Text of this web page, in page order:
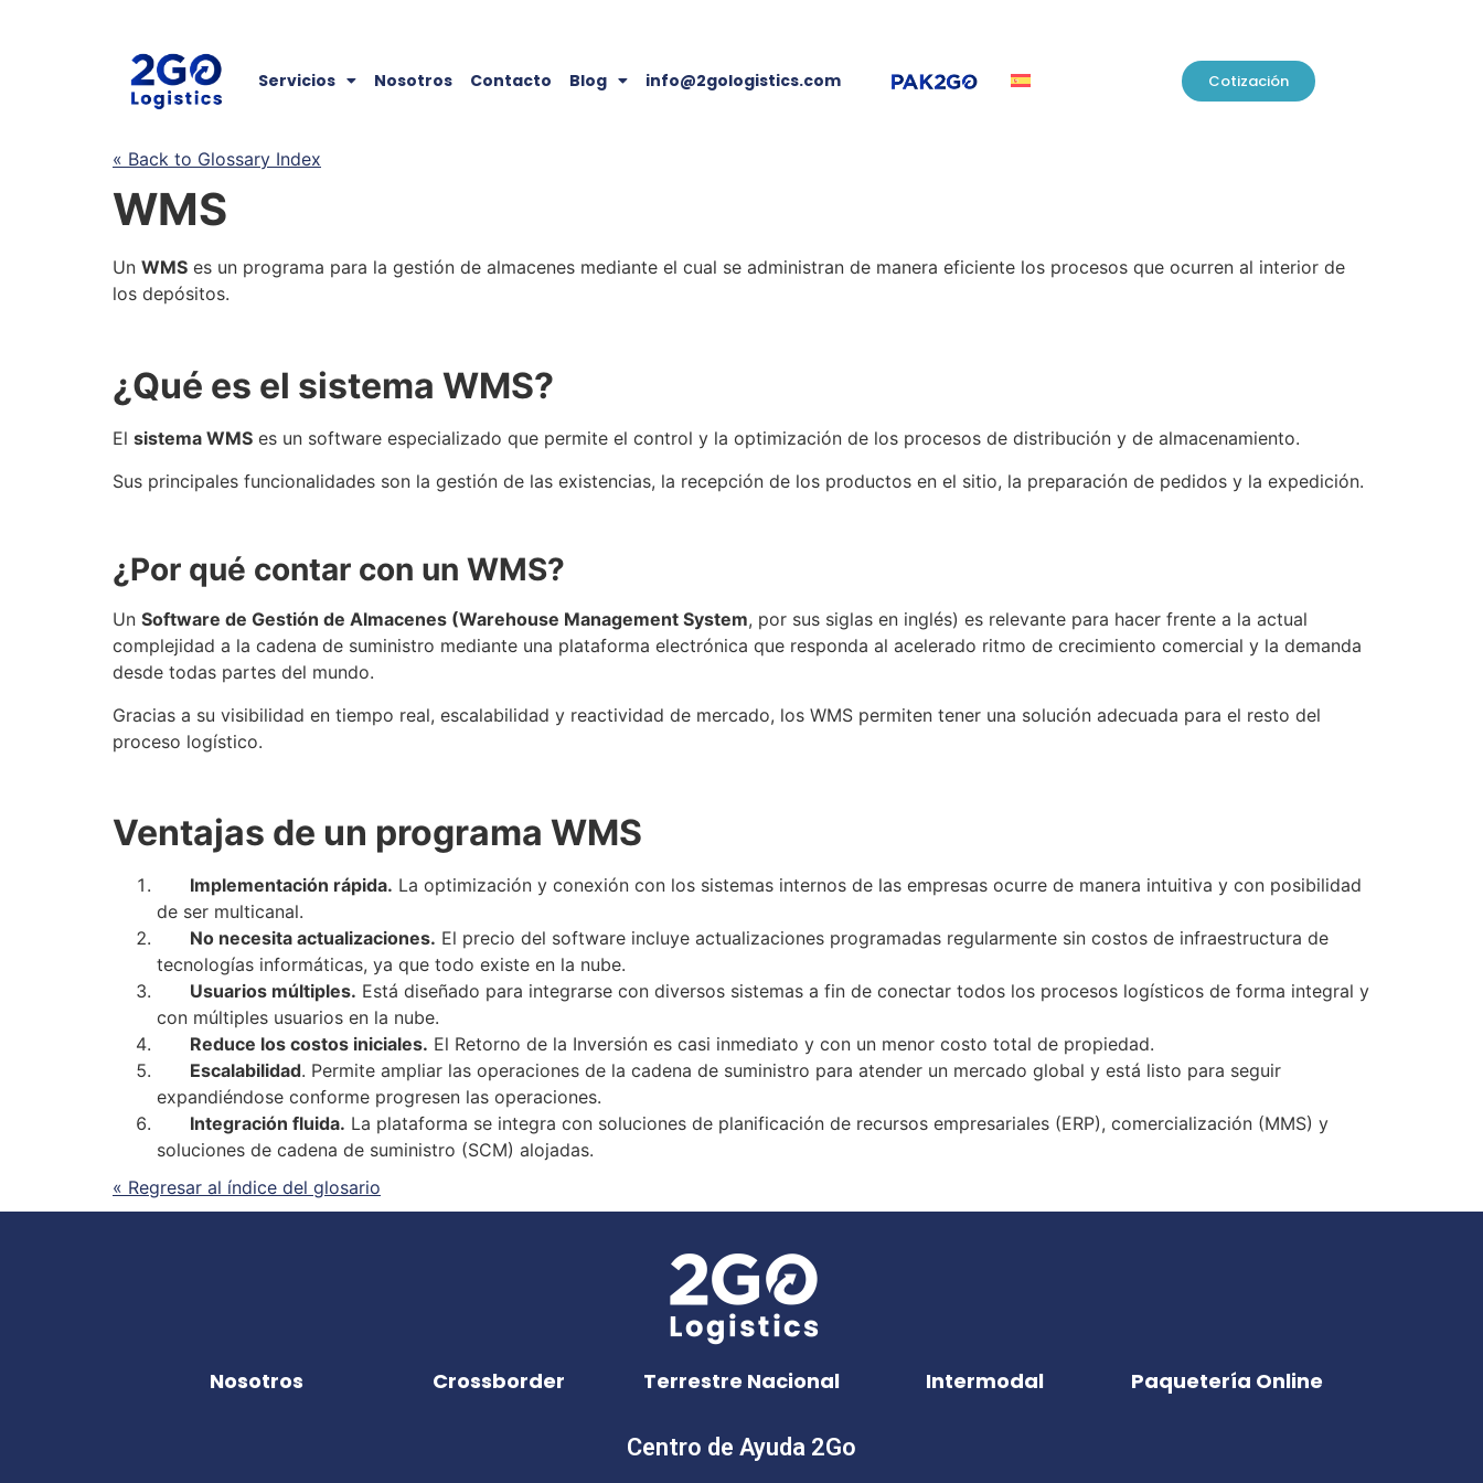
Servicios Nosotros Contacto Blog info@2gologistics.com Cotización
« Back to Glossary Index
WMS
Un WMS es un programa para la gestión de almacenes mediante el cual se administran de manera eficiente los procesos que ocurren al interior de
los depósitos.
¿Qué es el sistema WMS?
El sistema WMS es un software especializado que permite el control y la optimización de los procesos de distribución y de almacenamiento.
Sus principales funcionalidades son la gestión de las existencias, la recepción de los productos en el sitio, la preparación de pedidos y la expedición.
¿Por qué contar con un WMS?
Un Software de Gestión de Almacenes (Warehouse Management System, por sus siglas en inglés) es relevante para hacer frente a la actual
complejidad a la cadena de suministro mediante una plataforma electrónica que responda al acelerado ritmo de crecimiento comercial y la demanda
desde todas partes del mundo.
Gracias a su visibilidad en tiempo real, escalabilidad y reactividad de mercado, los WMS permiten tener una solución adecuada para el resto del
proceso logístico.
Ventajas de un programa WMS
Implementación rápida. La optimización y conexión con los sistemas internos de las empresas ocurre de manera intuitiva y con posibilidad
de ser multicanal.
No necesita actualizaciones. El precio del software incluye actualizaciones programadas regularmente sin costos de infraestructura de
tecnologías informáticas, ya que todo existe en la nube.
Usuarios múltiples. Está diseñado para integrarse con diversos sistemas a fin de conectar todos los procesos logísticos de forma integral y
con múltiples usuarios en la nube.
Reduce los costos iniciales. El Retorno de la Inversión es casi inmediato y con un menor costo total de propiedad.
Escalabilidad. Permite ampliar las operaciones de la cadena de suministro para atender un mercado global y está listo para seguir
expandiéndose conforme progresen las operaciones.
Integración fluida. La plataforma se integra con soluciones de planificación de recursos empresariales (ERP), comercialización (MMS) y
soluciones de cadena de suministro (SCM) alojadas.
« Regresar al índice del glosario
Nosotros Crossborder Terrestre Nacional Intermodal Paquetería Online
Centro de Ayuda 2Go